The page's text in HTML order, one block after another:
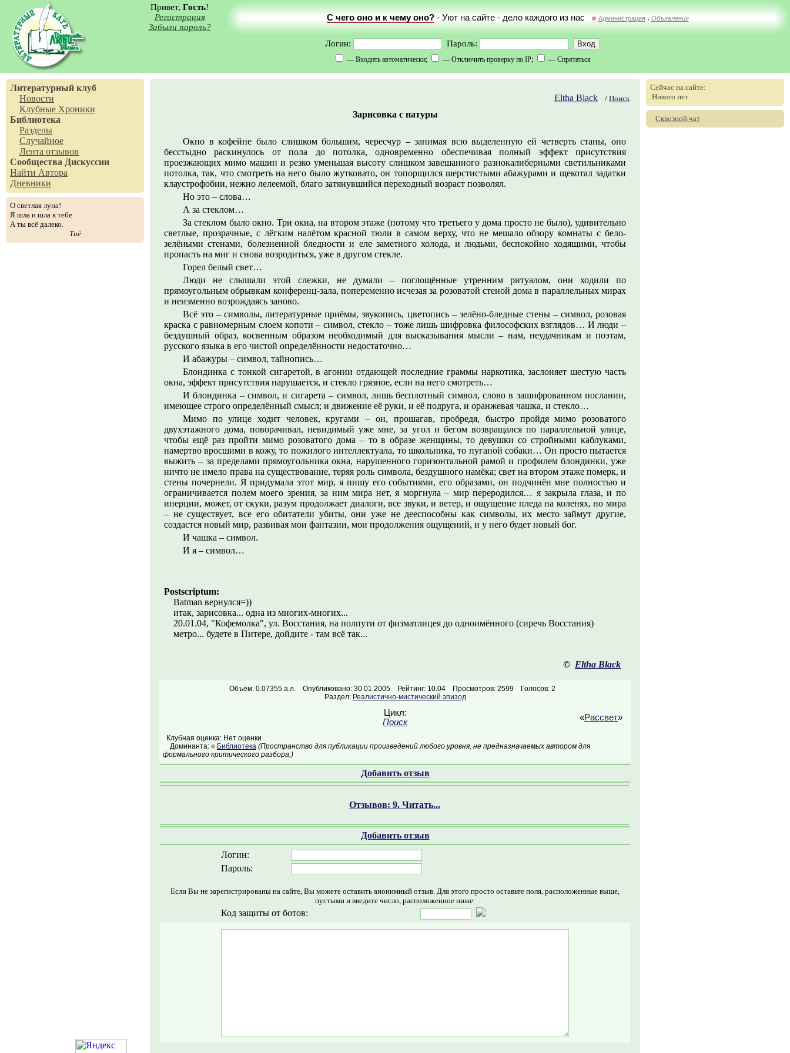
Привет, Гость!
Регистрация
Забыли пароль?
С чего оно и к чему оно?- Уют на сайте - дело каждого из нас Администрация // Объявления
Логин: Пароль:
— Входить автоматически; — Отключить проверку по IP; — Спрятаться
Литературный клуб
Новости
Клубные Хроники
Библиотека
Разделы
Случайное
Лента отзывов
Сообщества Дискуссии
Найти Автора
Дневники
О светлая луна!
Я шла и шла к тебе
А ты всё далеко.
Тиё
Eltha Black / Поиск
Зарисовка с натуры
Окно в кофейне было слишком большим, чересчур – занимая всю выделенную ей четверть станы, оно
бесстыдно раскинулось от пола до потолка, одновременно обеспечивая полный эффект присутствия
проезжающих мимо машин и резко уменьшая высоту слишком завешанного разнокалиберными светильниками
потолка, так, что смотреть на него было жутковато, он топорщился шерстистыми абажурами и щекотал задатки
клаустрофобии, нежно лелеемой, благо затянувшийся переходный возраст позволял.
Но это – слова…
А за стеклом…
За стеклом было окно. Три окна, на втором этаже (потому что третьего у дома просто не было), удивительно
светлые, прозрачные, с лёгким налётом красной тюли в самом верху, что не мешало обзору комнаты с бело-
зелёными стенами, болезненной бледности и еле заметного холода, и людьми, беспокойно ходящими, чтобы
пропасть на миг и снова возродиться, уже в другом стекле.
Горел белый свет…
Люди не слышали этой слежки, не думали – поглощённые утренним ритуалом, они ходили по
прямоугольным обрывкам конференц-зала, попеременно исчезая за розоватой стеной дома в параллельных мирах
и неизменно возрождаясь заново.
Всё это – символы, литературные приёмы, звукопись, цветопись – зелёно-бледные стены – символ, розовая
краска с равномерным слоем копоти – символ, стекло – тоже лишь шифровка философских взглядов… И люди –
бездушный образ, косвенным образом необходимый для высказывания мысли – нам, неудачникам и поэтам,
русского языка в его чистой определённости недостаточно…
И абажуры – символ, тайнопись…
Блондинка с тонкой сигаретой, в агонии отдающей последние граммы наркотика, заслоняет шестую часть
окна, эффект присутствия нарушается, и стекло грязное, если на него смотреть…
И блондинка – символ, и сигарета – символ, лишь бесплотный символ, слово в зашифрованном послании,
имеющее строго определённый смысл; и движение её руки, и её подруга, и оранжевая чашка, и стекло…
Мимо по улице ходит человек, кругами – он, прошагав, пробредя, быстро пройдя мимо розоватого
двухэтажного дома, поворачивал, невидимый уже мне, за угол и бегом возвращался по параллельной улице,
чтобы ещё раз пройти мимо розоватого дома – то в образе женщины, то девушки со стройными каблуками,
намертво вросшими в кожу, то пожилого интеллектуала, то школьника, то пуганой собаки… Он просто пытается
выжить – за пределами прямоугольника окна, нарушенного горизонтальной рамой и профилем блондинки, уже
ничто не имело права на существование, теряя роль символа, бездушного намёка; свет на втором этаже померк, и
стены почернели. Я придумала этот мир, я пишу его событиями, его образами, он подчинён мне полностью и
ограничивается полем моего зрения, за ним мира нет, я моргнула – мир переродился… я закрыла глаза, и по
инерции, может, от скуки, разум продолжает диалоги, все звуки, и ветер, и ощущение пледа на коленях, но мира
– не существует, все его обитатели убиты, они уже не дееспособны как символы, их место займут другие,
создастся новый мир, развивая мои фантазии, мои продолжения ощущений, и у него будет новый бог.
И чашка – символ.
И я – символ…
Postscriptum:
Batman вернулся=))
итак, зарисовка... одна из многих-многих...
20.01.04, "Кофемолка", ул. Восстания, на полпути от физматлицея до одноимённого (сиречь Восстания)
метро... будете в Питере, дойдите - там всё так...
© Eltha Black
Объём: 0.07355 а.л. Опубликовано: 30 01 2005 Рейтинг: 10.04 Просмотров: 2599
Голосов: 2
Раздел: Реалистично-мистический эпизод
Цикл:
Поиск
«Рассвет»
Клубная оценка: Нет оценки
Доминанта:
Библиотека (Пространство для публикации произведений любого уровня, не предназначаемых автором для
формального критического разбора.)
Добавить отзыв
Отзывов: 9. Читать...
Добавить отзыв
Логин:
Пароль:
Если Вы не зарегистрированы на сайте, Вы можете оставить анонимный отзыв. Для этого просто оставьте поля, расположенные выше,
пустыми и введите число, расположенное ниже:
Код защиты от ботов:
Сейчас на сайте:
Никого нет
Сквозной чат